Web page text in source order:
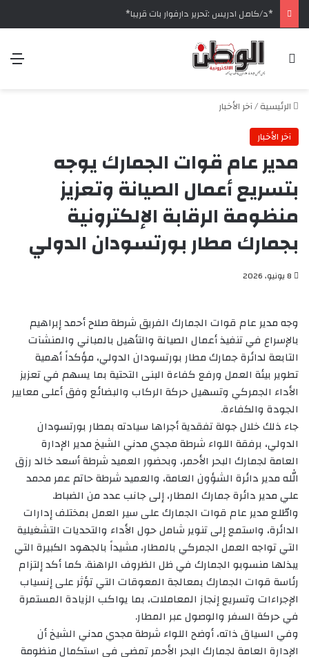
‏*د/كامل ادريس :تحرير دارفوار بات قريبا*
بحث عن
الرئيسية/آخر الأخبار
آخر الأخبار
مدير عام قوات الجمارك يوجه
بتسريع أعمال الصيانة وتعزيز
منظومة الرقابة الإلكترونية
بجمارك مطار بورتسودان الدولي
8 يونيو، 2026
وجه مدير عام قوات الجمارك الفريق شرطة صلاح أحمد إبراهيم
بالإسراع في تنفيذ أعمال الصيانة والتأهيل بالمباني والمنشآت
التابعة لدائرة جمارك مطار بورتسودان الدولي، مؤكداً أهمية
تطوير بيئة العمل ورفع كفاءة البنى التحتية بما يسهم في تعزيز
الأداء الجمركي وتسهيل حركة الركاب والبضائع وفق أعلى معايير
الجودة والكفاءة.
‏جاء ذلك خلال جولة تفقدية أجراها سيادته بمطار بورتسودان
الدولي، برفقة اللواء شرطة مجدي مدني الشيخ مدير الإدارة
العامة لجمارك البحر الأحمر، وبحضور العميد شرطة أسعد خالد رزق
الله مدير دائرة الشؤون العامة، والعميد شرطة حاتم عمر محمد
علي مدير دائرة جمارك المطار، إلى جانب عدد من الضباط.
‏واطّلع مدير عام قوات الجمارك على سير العمل بمختلف إدارات
الدائرة، واستمع إلى تنوير شامل حول الأداء والتحديات التشغيلية
التي تواجه العمل الجمركي بالمطار، مشيداً بالجهود الكبيرة التي
يبذلها منسوبو الجمارك في ظل الظروف الراهنة. كما أكد إلتزام
رئاسة قوات الجمارك بمعالجة المعوقات التي تؤثر على إنسياب
الإجراءات وتسريع إنجاز المعاملات، بما يواكب الزيادة المستمرة
في حركة السفر والوصول عبر المطار.
‏وفي السياق ذاته، أوضح اللواء شرطة مجدي مدني الشيخ أن
الإدارة العامة لجمارك البحر الأحمر تمضي في استكمال منظومة